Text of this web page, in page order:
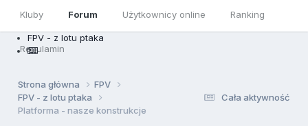
Kluby Forum Użytkownicy online Ranking
Regulamin
FPV - z lotu ptaka
Cała aktywność
Strona główna
FPV
FPV - z lotu ptaka
Platforma - nasze konstrukcje